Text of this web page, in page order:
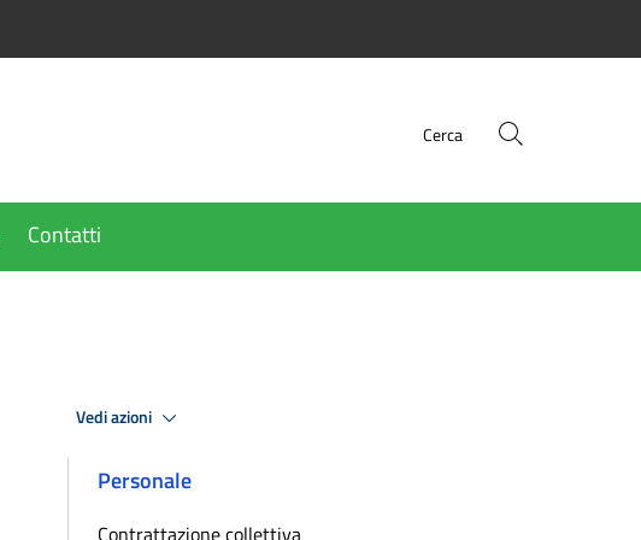
Cerca
Contatti
Vedi azioni
Personale
Contrattazione collettiva